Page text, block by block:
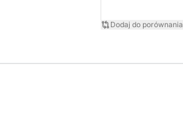
Dodaj do porównania